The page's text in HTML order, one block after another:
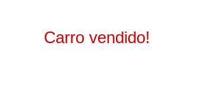
Carro vendido!